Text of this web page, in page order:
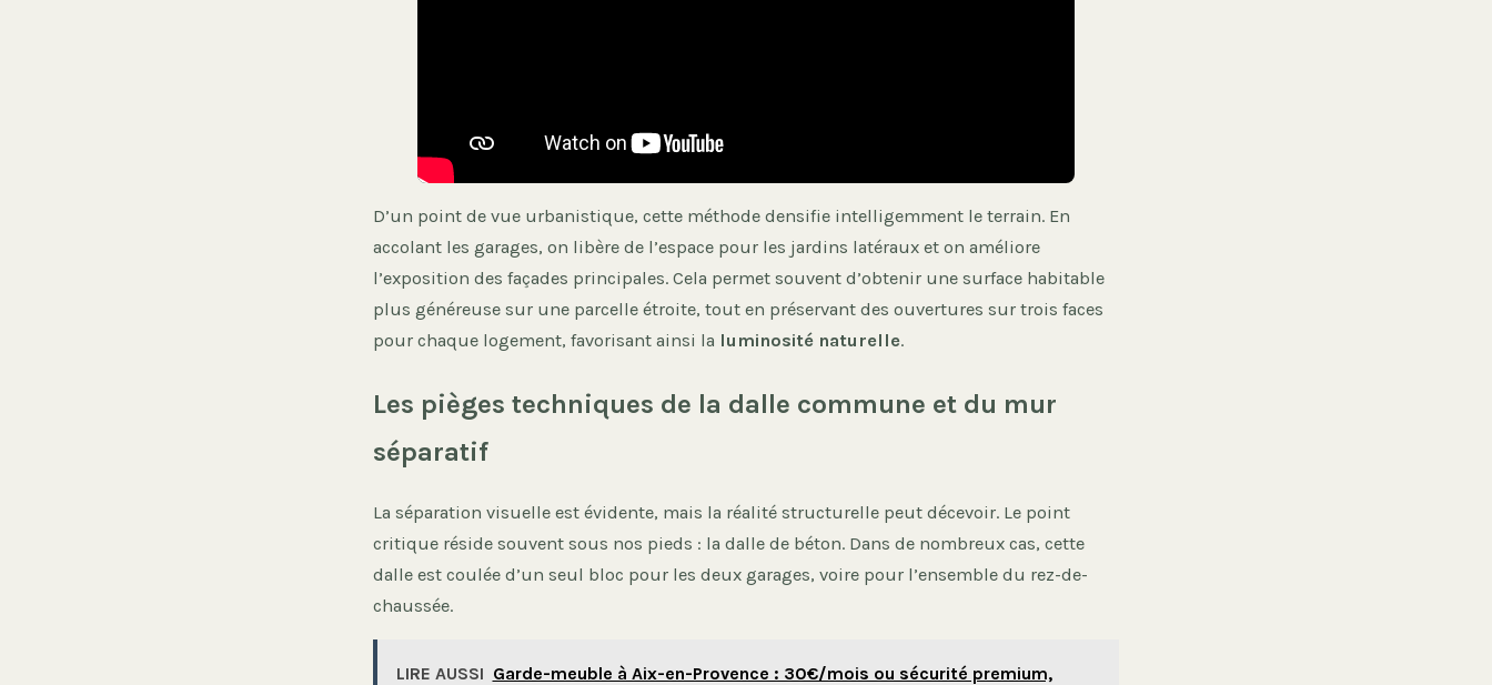
D’un point de vue urbanistique, cette méthode densifie intelligemment le terrain. En
accolant les garages, on libère de l’espace pour les jardins latéraux et on améliore
l’exposition des façades principales. Cela permet souvent d’obtenir une surface habitable
plus généreuse sur une parcelle étroite, tout en préservant des ouvertures sur trois faces
pour chaque logement, favorisant ainsi la luminosité naturelle.
Les pièges techniques de la dalle commune et du mur
séparatif
La séparation visuelle est évidente, mais la réalité structurelle peut décevoir. Le point
critique réside souvent sous nos pieds : la dalle de béton. Dans de nombreux cas, cette
dalle est coulée d’un seul bloc pour les deux garages, voire pour l’ensemble du rez-de-
chaussée.
LIRE AUSSI Garde-meuble à Aix-en-Provence : 30€/mois ou sécurité premium,